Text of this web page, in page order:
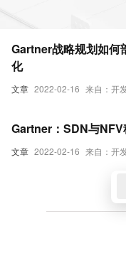
文章 2022-02-16 来自：开
Gartner战略规划如何
化
文章 2022-02-16 来自：开
Gartner：SDN与